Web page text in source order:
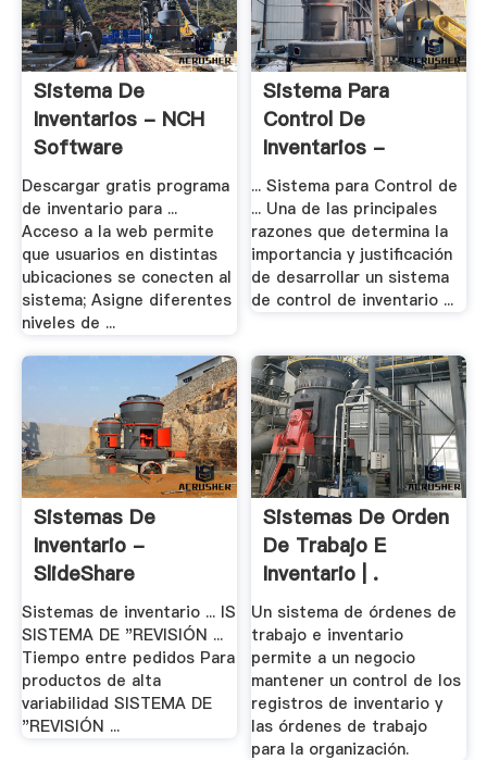
Sistema De
Inventarios - NCH
Software
Descargar gratis programa
de inventario para ...
Acceso a la web permite
que usuarios en distintas
ubicaciones se conecten al
sistema; Asigne diferentes
niveles de ...
Sistema Para
Control De
Inventarios -
Apuntes
... Sistema para Control de
... Una de las principales
razones que determina la
importancia y justificación
de desarrollar un sistema
de control de inventario ...
Sistemas De
Inventario -
SlideShare
Sistemas de inventario ... IS
SISTEMA DE "REVISIÓN ...
Tiempo entre pedidos Para
productos de alta
variabilidad SISTEMA DE
"REVISIÓN ...
Sistemas De Orden
De Trabajo E
Inventario | .
Un sistema de órdenes de
trabajo e inventario
permite a un negocio
mantener un control de los
registros de inventario y
las órdenes de trabajo
para la organización.